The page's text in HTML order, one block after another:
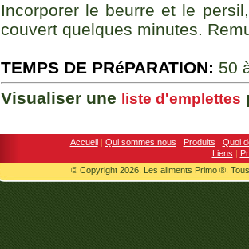
Incorporer le beurre et le
couvert quelques minutes.
TEMPS DE PRéPARATION: 50
Visualiser une liste d'emplettes
Accueil | Qui sommes nous | Produits | Quoi
Liens |
© Copyright 2026. Les aliments Primo ®.